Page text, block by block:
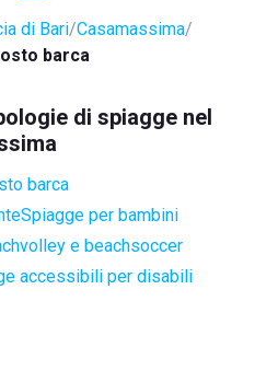
di Bari Casamassima
barca
di spiagge nel
barca
Spiagge per bambini
e beachsoccer
accessibili per disabili